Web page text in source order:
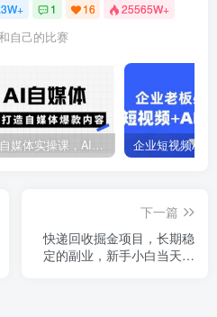
1 16 25565W+
自己的比赛
Ai自媒体实操课，AI打造自媒体爆款内容
下一篇
快递回收掘金项目，长期稳
定的副业，新手小白当天上